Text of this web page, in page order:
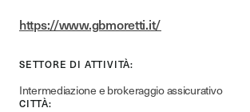
https://www.gbmoretti.it/
SETTORE DI ATTIVITÀ:
Intermediazione e brokeraggio assicurativo
CITTÀ: